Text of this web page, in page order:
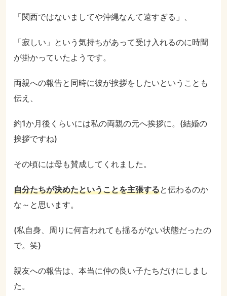
「関西ではないましてや沖縄なんて遠すぎる」、
「寂しい」という気持ちがあって受け入れるのに時間
が掛かっていたようです。
両親への報告と同時に彼が挨拶をしたいということも
伝え、
約1か月後くらいには私の両親の元へ挨拶に。(結婚の
挨拶ですね)
その頃には母も賛成してくれました。
自分たちが決めたということを主張すると伝わるのか
な～と思います。
(私自身、周りに何言われても揺るがない状態だったの
で。笑)
親友への報告は、本当に仲の良い子たちだけにしまし
た。